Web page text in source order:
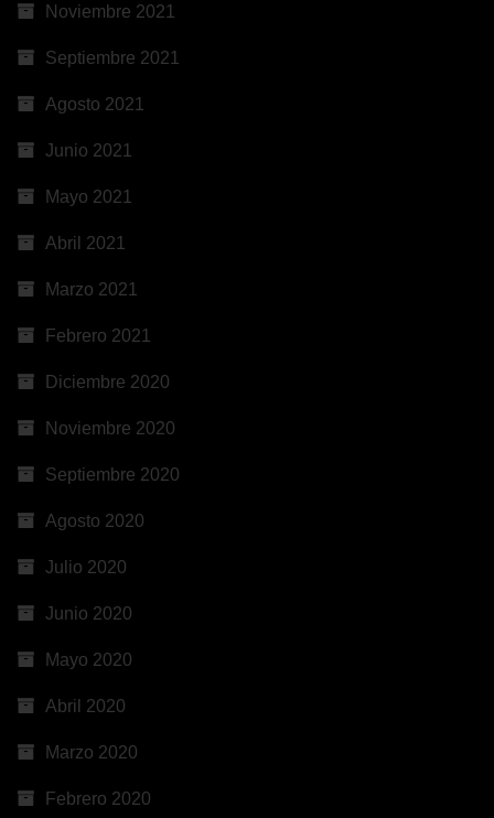
Noviembre 2021
Septiembre 2021
Agosto 2021
Junio 2021
Mayo 2021
Abril 2021
Marzo 2021
Febrero 2021
Diciembre 2020
Noviembre 2020
Septiembre 2020
Agosto 2020
Julio 2020
Junio 2020
Mayo 2020
Abril 2020
Marzo 2020
Febrero 2020